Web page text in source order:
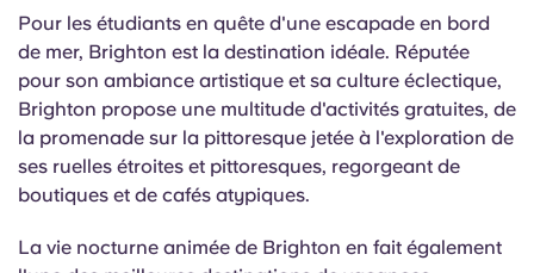
Pour les étudiants en quête d'une escapade en bord
de mer, Brighton est la destination idéale. Réputée
pour son ambiance artistique et sa culture éclectique,
Brighton propose une multitude d'activités gratuites, de
la promenade sur la pittoresque jetée à l'exploration de
ses ruelles étroites et pittoresques, regorgeant de
boutiques et de cafés atypiques.
La vie nocturne animée de Brighton en fait également